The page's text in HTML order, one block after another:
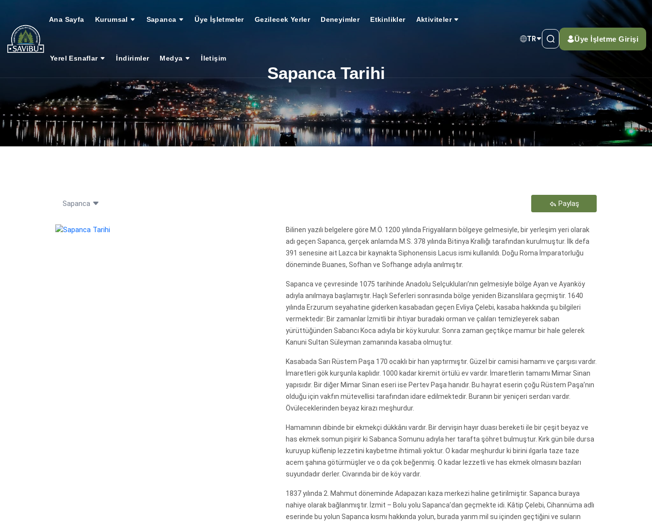
Ana Sayfa Kurumsal Sapanca Üye İşletmeler Gezilecek Yerler Deneyimler Etkinlikler Aktiviteler
Yerel Esnaflar İndirimler Medya İletişim
TR Üye İşletme Girişi
Sapanca Tarihi
Sapanca Paylaş
Bilinen yazılı belgelere göre M.Ö. 1200 yılında Frigyalıların bölgeye gelmesiyle, bir yerleşim yeri olarak
adı geçen Sapanca, gerçek anlamda M.S. 378 yılında Bitinya Krallığı tarafından kurulmuştur. İlk defa
391 senesine ait Lazca bir kaynakta Siphonensis Lacus ismi kullanıldı. Doğu Roma İmparatorluğu
döneminde Buanes, Sofhan ve Sofhange adıyla anılmıştır.
Sapanca ve çevresinde 1075 tarihinde Anadolu Selçukluları’nın gelmesiyle bölge Ayan ve Ayanköy
adıyla anılmaya başlamıştır. Haçlı Seferleri sonrasında bölge yeniden Bizanslılara geçmiştir. 1640
yılında Erzurum seyahatine giderken kasabadan geçen Evliya Çelebi, kasaba hakkında şu bilgileri
vermektedir: Bir zamanlar İzmitli bir ihtiyar buradaki orman ve çalıları temizleyerek saban
yürüttüğünden Sabancı Koca adıyla bir köy kurulur. Sonra zaman geçtikçe mamur bir hale gelerek
Kanuni Sultan Süleyman zamanında kasaba olmuştur.
Kasabada Sarı Rüstem Paşa 170 ocaklı bir han yaptırmıştır. Güzel bir camisi hamamı ve çarşısı vardır.
İmaretleri gök kurşunla kaplıdır. 1000 kadar kiremit örtülü ev vardır. İmaretlerin tamamı Mimar Sinan
yapısıdır. Bir diğer Mimar Sinan eseri ise Pertev Paşa hanıdır. Bu hayrat eserin çoğu Rüstem Paşa’nın
olduğu için vakfın mütevellisi tarafından idare edilmektedir. Buranın bir yeniçeri serdarı vardır.
Övüleceklerinden beyaz kirazı meşhurdur.
Hamamının dibinde bir ekmekçi dükkânı vardır. Bir dervişin hayır duası bereketi ile bir çeşit beyaz ve
has ekmek somun pişirir ki Sabanca Somunu adıyla her tarafta şöhret bulmuştur. Kırk gün bile dursa
kuruyup küflenip lezzetini kaybetme ihtimali yoktur. O kadar meşhurdur ki birini ılgarla taze taze
acem şahına götürmüşler ve o da çok beğenmiş. O kadar lezzetli ve has ekmek olmasını bazıları
suyundadır derler. Civarında bir de köy vardır.
1837 yılında 2. Mahmut döneminde Adapazarı kaza merkezi haline getirilmiştir. Sapanca buraya
nahiye olarak bağlanmıştır. İzmit – Bolu yolu Sapanca’dan geçmekte idi. Kâtip Çelebi, Cihannüma adlı
eserinde bu yolun Sapanca kısmı hakkında yolun, burada yarım mil su içinden geçtiğini ve suların